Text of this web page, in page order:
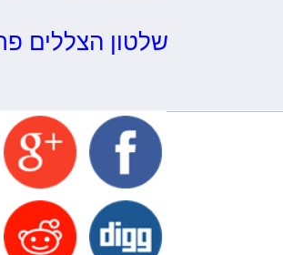
שלטון הצללים פרק